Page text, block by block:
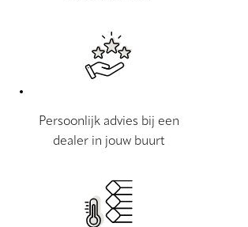
Persoonlijk advies bij een
dealer in jouw buurt